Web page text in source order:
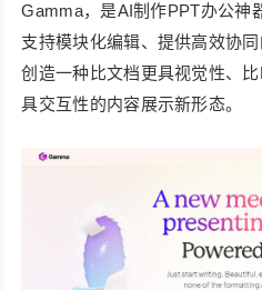
Gamma，是AI制作PPT办公神
支持模块化编辑、提供高效协
创造一种比文档更具视觉性、
具交互性的内容展示新形态。